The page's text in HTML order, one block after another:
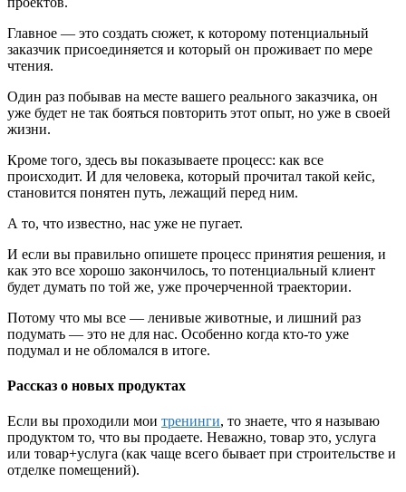
Главное — это создать сюжет, к которому потенциальный
заказчик присоединяется и который он проживает по мере
чтения.
Один раз побывав на месте вашего реального заказчика, он
уже будет не так бояться повторить этот опыт, но уже в своей
жизни.
Кроме того, здесь вы показываете процесс: как все
происходит. И для человека, который прочитал такой кейс,
становится понятен путь, лежащий перед ним.
А то, что известно, нас уже не пугает.
И если вы правильно опишете процесс принятия решения, и
как это все хорошо закончилось, то потенциальный клиент
будет думать по той же, уже прочерченной траектории.
Потому что мы все — ленивые животные, и лишний раз
подумать — это не для нас. Особенно когда кто-то уже
подумал и не обломался в итоге.
Рассказ о новых продуктах
Если вы проходили мои тренинги, то знаете, что я называю
продуктом то, что вы продаете. Неважно, товар это, услуга
или товар+услуга (как чаще всего бывает при строительстве и
отделке помещений).